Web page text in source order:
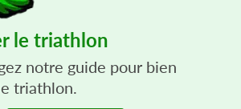
le triathlon
notre guide pour bien
triathlon.